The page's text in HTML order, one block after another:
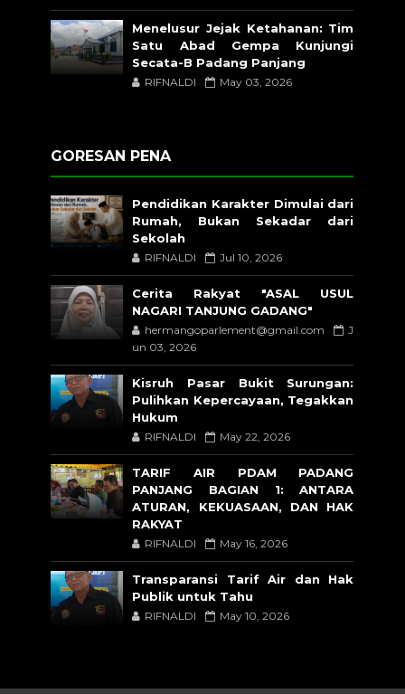
Menelusur Jejak Ketahanan: Tim
Satu Abad Gempa Kunjungi
Secata-B Padang Panjang
RIFNALDI May 03, 2026
GORESAN PENA
Pendidikan Karakter Dimulai dari
Rumah, Bukan Sekadar dari
Sekolah
RIFNALDI Jul 10, 2026
Cerita Rakyat "ASAL USUL
NAGARI TANJUNG GADANG"
hermangoparlement@gmail.com
J
un 03, 2026
Kisruh Pasar Bukit Surungan:
Pulihkan Kepercayaan, Tegakkan
Hukum
RIFNALDI May 22, 2026
TARIF AIR PDAM PADANG
PANJANG BAGIAN 1: ANTARA
ATURAN, KEKUASAAN, DAN HAK
RAKYAT
RIFNALDI May 16, 2026
Transparansi Tarif Air dan Hak
Publik untuk Tahu
RIFNALDI May 10, 2026